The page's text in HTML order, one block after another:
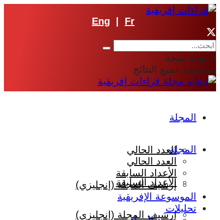
Eng Fr
لا توجد نتيجة
مشاهدة جميع النتائج
المجلة
العدد الحالي
الأعداد السابقة
إرشيف المجلة (إنجليزي)
المجلة
العدد الحالي
الأعداد السابقة
إرشيف المجلة (إنجليزي)
الموسوعة الإفريقية
تحليلات